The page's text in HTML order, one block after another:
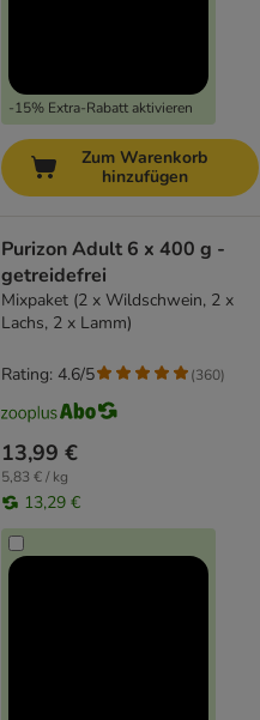
-15% Extra-Rabatt aktivieren
Zum Warenkorb
hinzufügen
Purizon Adult 6 x 400 g -
getreidefrei
Mixpaket (2 x Wildschwein, 2 x
Lachs, 2 x Lamm)
13,99 €
5,83 € / kg
13,29 €
Rating: 4.6/5 (360)